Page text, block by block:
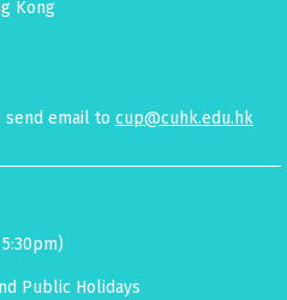
Kong
send email to cup@cuhk.edu.hk
Public Holidays